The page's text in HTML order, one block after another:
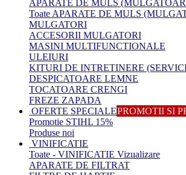
APARATE DE MULS
Toate APARATE DE MULS
MULGATORI
ACCESORII MULGATORI
MASINI MULTIFUNCTIONALE
ULEIURI
KITURI DE INTRETINERE
DESPICATOARE LEMNE
TOCATOARE CRENGI
FREZE ZAPADA
OFERTE SPECIALEPROMOTII SI
Promotie STIHL 15%
Produse noi
VINIFICATIE
Toate - VINIFICATIE Vizualizare
APARATE DE FILTRAT